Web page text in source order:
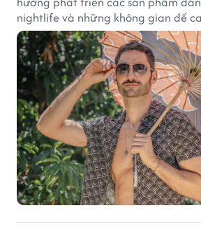
nightlife và những không gian đề
hiện bản thân. Trong quá trình xây
quạt cầm tay trở thành dòng sản
thành công ban đầu, giúp
rộng mức độ hiện diện trên thị